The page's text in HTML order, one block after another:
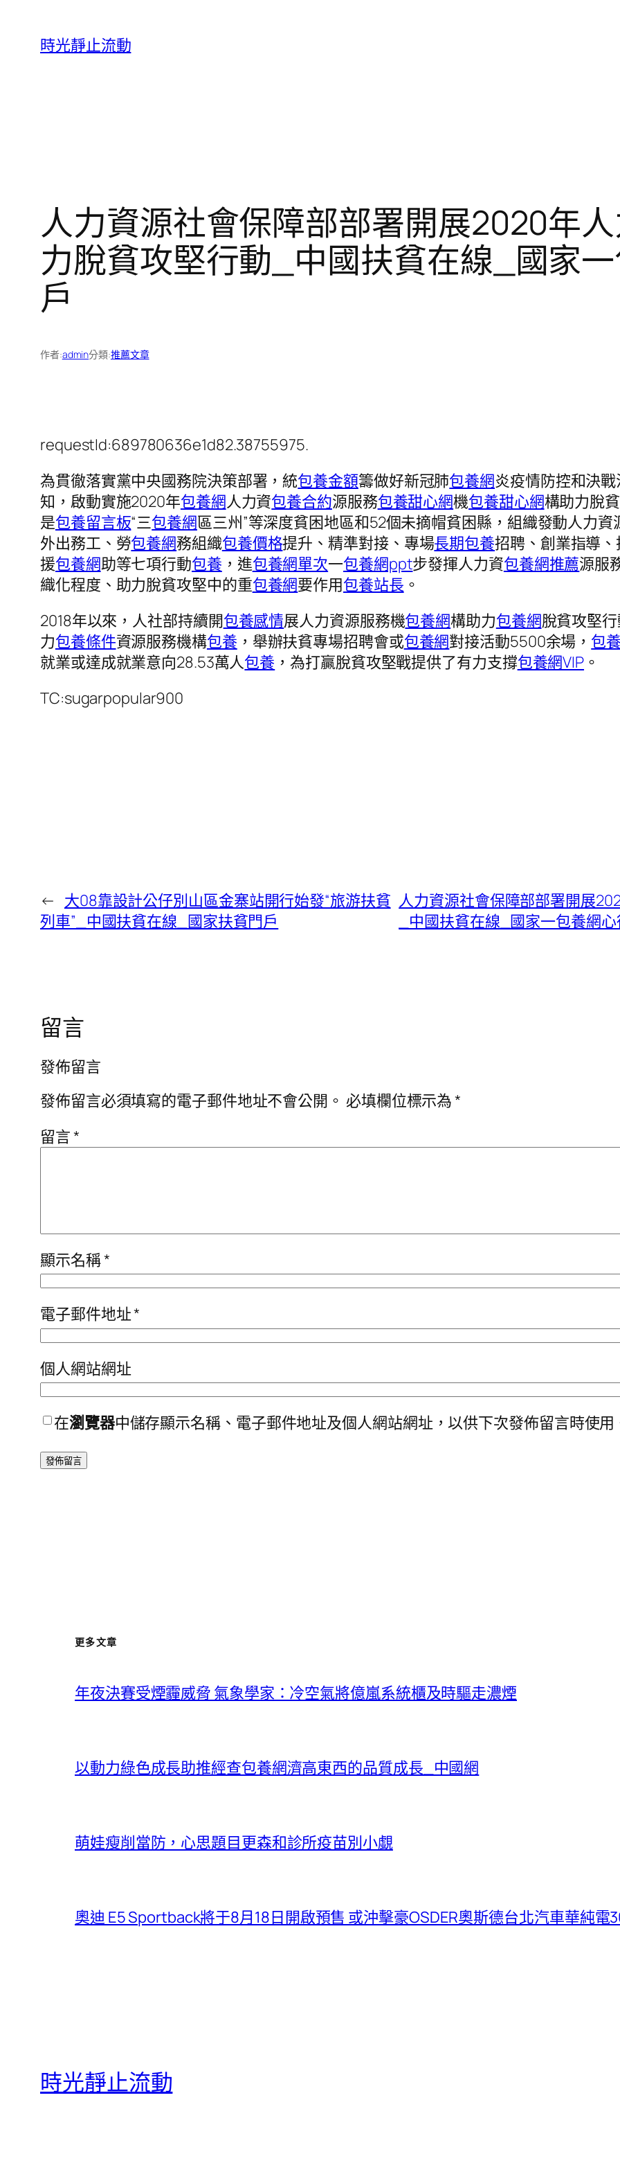
時光靜止流動
人力資源社會保障部部署開展2020年
力脫貧攻堅行動_中國扶貧在線_國家
戶
作者:admin分類:推薦文章
requestId:689780636e1d82.38755975.
為貫徹落實黨中央國務院決策部署，統包養金額籌做好新冠肺包養網炎疫情防控和決
知，啟動實施2020年包養網人力資包養合約源服務包養甜心網機包養甜心網構助力脫
是包養留言板“三包養網區三州”等深度貧困地區和52個未摘帽貧困縣，組織發動人力
外出務工、勞包養網務組織包養價格提升、精準對接、專場長期包養招聘、創業指導
援包養網助等七項行動包養 ，進包養網單次一包養網ppt步發揮人力資包養網推薦源服
織化程度、助力脫貧攻堅中的重包養網要作用包養站長 。
2018年以來，人社部持續開包養感情展人力資源服務機包養網構助力包養網脫貧攻堅
力包養條件資源服務機構包養 ，舉辦扶貧專場招聘會或包養網對接活動5500余場， 包
就業或達成就業意向28.53萬人包養 ，為打贏脫貧攻堅戰提供了有力支撐包養網VIP 。
TC:sugarpopular900
← 大08靠設計公仔別山區金寨站開行始發“旅游扶貧
列車”_中國扶貧在線_國家扶貧門戶
人力資源社會保障部部署開展
_中國扶貧在線_國家一包養網
留言
發佈留言
發佈留言必須填寫的電子郵件地址不會公開。 必填欄位標示為*
留言*
顯示名稱*
電子郵件地址*
個人網站網址
在瀏覽器中儲存顯示名稱、電子郵件地址及個人網站網址，以供下次發佈留言時使用
更多文章
年夜決賽受煙霾威脅 氣象學家：冷空氣將億嵐系統櫃及時驅走濃煙
以動力綠色成長助推經查包養網濟高東西的品質成長_中國網
萌娃瘦削當防，心思題目更森和診所疫苗別小覷
奧迪 E5 Sportback將于8月18日開啟預售 或沖擊豪OSDER奧斯德台北汽車華純電
時光靜止流動